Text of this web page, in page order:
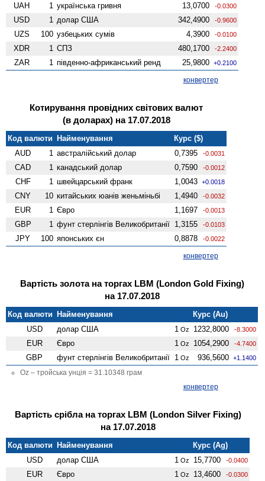
UAH 1 українська гривня 13,0700 -0.0300
USD 1 долар США 342,4900 -0.9600
UZS 100 узбецьких сумів 4,3900 -0.0100
XDR 1 СПЗ 480,1700 -2.2400
ZAR 1 південно-африканський ренд 25,9800 +0.2100
конвертер
Котирування провідних світових валют
(в доларах) на 17.07.2018
Код валюти Найменування
Курс ($)
AUD
1 австралійський долар 0,7395 -0.0031
CAD 1 канадський долар 0,7590 -0.0012
CHF 1 швейцарський франк 1,0043 +0.0018
CNY 10 китайських юанів женьмiньбi 1,4940 -0.0032
EUR 1 Євро 1,1697 -0.0013
GBP 1 фунт стерлінгів Велико­британії 1,3155 -0.0103
JPY 100 японських єн 0,8878 -0.0022
конвертер
Вартість золота на торгах LBM (London Gold Fixing)
на 17.07.2018
Код валюти Найменування
Курс (Au)
USD
долар США 1 Oz 1232,8000 -8.3000
EUR Євро 1 Oz 1054,2900 -4.7400
GBP фунт стерлінгів Велико­британії 1 Oz 936,5600 +1.1400
Oz – тройська унція = 31.10348 грам
конвертер
Вартість срібла на торгах LBM (London Silver Fixing)
на 17.07.2018
Код валюти Найменування
Курс (Ag)
USD
долар США 1 Oz 15,7700 -0.0400
EUR Євро 1 Oz 13,4600 -0.0300